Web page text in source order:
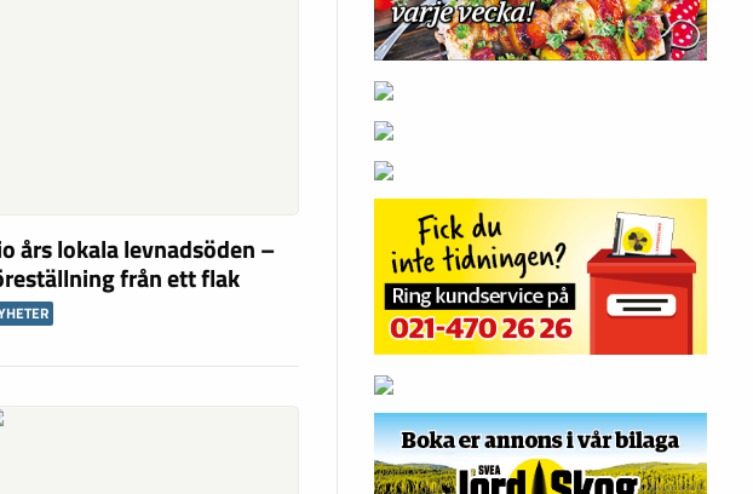
års lokala levnadsöden –
från ett flak